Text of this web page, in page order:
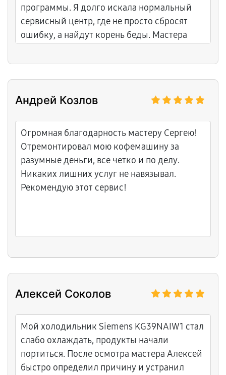
программы. Я долго искала нормальный
сервисный центр, где не просто сбросят
ошибку, а найдут корень беды. Мастера
проверили сливной насос и
блокировал крыльчатку. Починили быстро,
герметичность. Очень вежливое общение,
не навязывают лишних запчастей. Приятно,
что в городе есть такие спецы по сложной
технике.
Андрей Козлов
Огромная благодарность мастеру Сергею!
Отремонтировал мою кофемашину за
разумные деньги, все четко и по делу.
Никаких лишних услуг не навязывал.
Рекомендую этот сервис!
Алексей Соколов
Мой холодильник Siemens KG39NAIW1 стал
слабо охлаждать, продукты начали
портиться. После осмотра мастера Алексей
быстро определил причину и устранил